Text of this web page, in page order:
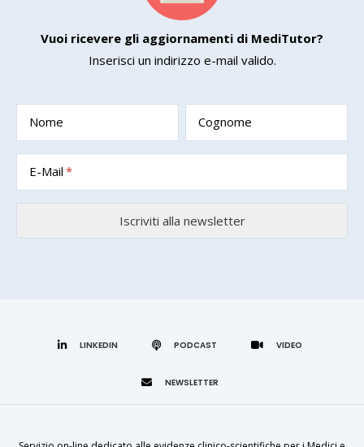
Vuoi ricevere gli aggiornamenti di MediTutor?
Inserisci un indirizzo e-mail valido.
Nome Cognome
E-Mail
LINKEDIN